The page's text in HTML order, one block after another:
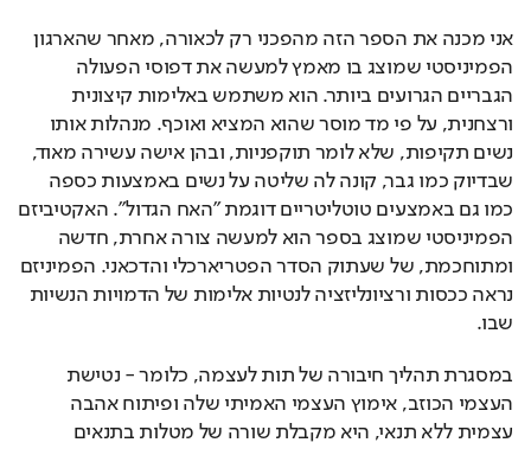
אני מכנה את הספר הזה מהפכני רק לכאורה, מאחר שהארגון
הפמיניסטי שמוצג בו מאמץ למעשה את דפוסי הפעולה
הגבריים הגרועים ביותר. הוא משתמש באלימות קיצונית
ורצחנית, על פי מד מוסר שהוא המציא ואוכף. מנהלות אותו
נשים תקיפות, שלא לומר תוקפניות, ובהן אישה עשירה מאוד,
שבדיוק כמו גבר, קונה לה שליטה על נשים באמצעות כספה
כמו גם באמצעים טוטליטריים דוגמת "האח הגדול". האקטיביזם
הפמיניסטי שמוצג בספר הוא למעשה צורה אחרת, חדשה
ומתוחכמת, של שעתוק הסדר הפטריארכלי והדכאני. הפמיניזם
נראה ככסות ורציונליזציה לנטיות אלימות של הדמויות הנשיות
שבו.
במסגרת תהליך חיבורה של תות לעצמה, כלומר - נטישת
העצמי הכוזב, אימוץ העצמי האמיתי שלה ופיתוח אהבה
עצמית ללא תנאי, היא מקבלת שורה של מטלות בתנאים